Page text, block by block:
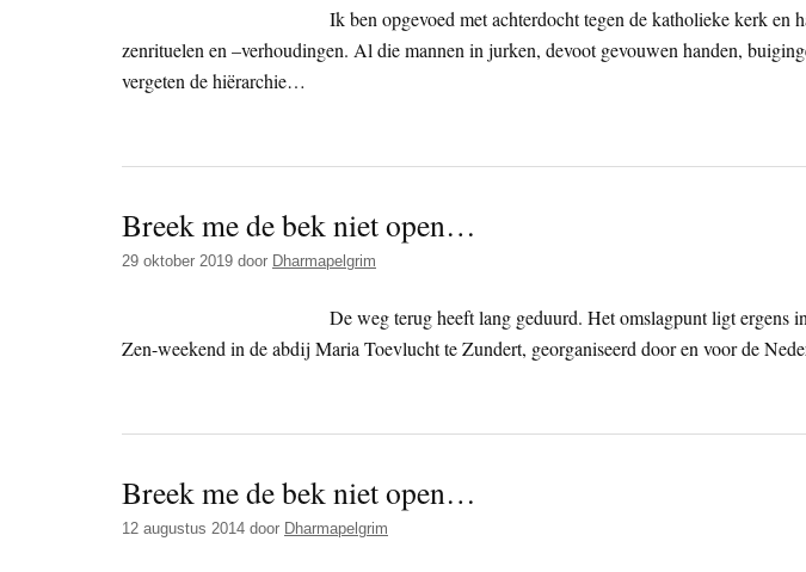
Ik ben opgevoed met achterdocht tegen de katholieke kerk en
zenrituelen en –verhoudingen. Al die mannen in jurken, devoot gevouwen handen,
vergeten de hiërarchie…
Breek me de bek niet open…
29 oktober 2019 door Dharmapelgrim
De weg terug heeft lang geduurd. Het omslagpunt ligt ergens
Zen-weekend in de abdij Maria Toevlucht te Zundert, georganiseerd door en voor de
Breek me de bek niet open…
12 augustus 2014 door Dharmapelgrim